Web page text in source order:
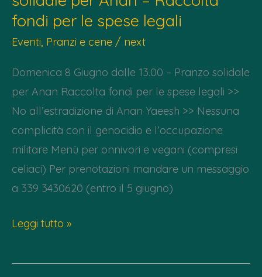
per
Gaza”
reading
poesie
+
Electric
Storm
fondi per le spese legali
Eventi, Pranzi e cene / next
Domenica 8 Giugno dalle 13.00 – Pranzo solidale
per Anan Raccolta fondi per le spese legali >>
No all’estradizione di Anan Yaeesh >> Nessuna
complicità con il genocidio e l’occupazione
militare Menù per onnivori e vegani (compresi
celiaci) Per prenotazioni mandare un messaggio
a 339 3430620 (entro il 5 giugno)
Domenica
Giugno
Leggi tutto »